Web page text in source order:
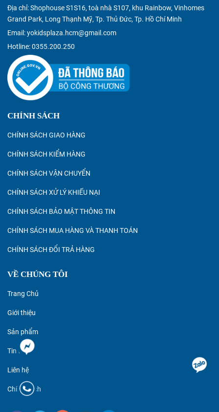
Địa chỉ: Shophouse S1S16, toà nhà S107, khu Rainbow, Vinhomes
Grand Park, Long Thạnh Mỹ, Tp. Thủ Đức, Tp. Hồ Chí Minh
Email: yokidsplaza.hcm@gmail.com
Hotline: 0355.200.250
CHÍNH SÁCH
CHÍNH SÁCH GIAO HÀNG
CHÍNH SÁCH KIỂM HÀNG
CHÍNH SÁCH VẬN CHUYỂN
CHÍNH SÁCH XỬ LÝ KHIẾU NẠI
CHÍNH SÁCH BẢO MẬT THÔNG TIN
CHÍNH SÁCH MUA HÀNG VÀ THANH TOÁN
CHÍNH SÁCH ĐỔI TRẢ HÀNG
VỀ CHÚNG TÔI
Trang Chủ
Giới thiệu
Sản phẩm
Tin tức
Liên hệ
Chính sách